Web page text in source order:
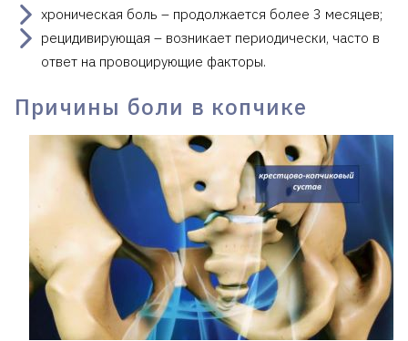
хроническая боль – продолжается более 3 месяцев;
рецидивирующая – возникает периодически, часто в
ответ на провоцирующие факторы.
Причины боли в копчике